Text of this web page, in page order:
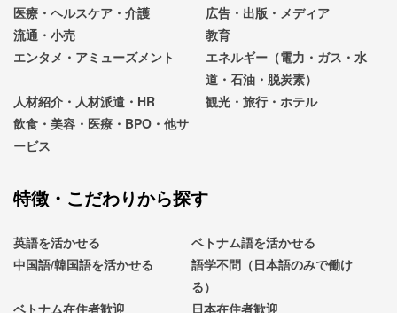
医療・ヘルスケア・介護
広告・出版・メディア
流通・小売
教育
エンタメ・アミューズメント
エネルギー（電力・ガス・水
道・石油・脱炭素）
人材紹介・人材派遣・HR
観光・旅行・ホテル
飲食・美容・医療・BPO・他サ
ービス
特徴・こだわりから探す
英語を活かせる
ベトナム語を活かせる
中国語/韓国語を活かせる
語学不問（日本語のみで働け
る）
ベトナム在住者歓迎
日本在住者歓迎